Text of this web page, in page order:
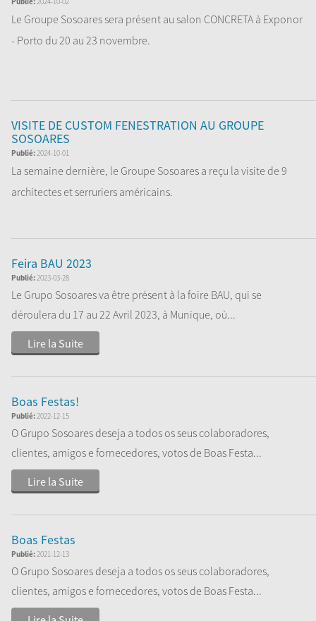
Le Groupe Sosoares sera présent au salon CONCRETA à Exponor
- Porto du 20 au 23 novembre.
VISITE DE CUSTOM FENESTRATION AU GROUPE
SOSOARES
Publié:2024-10-01
La semaine dernière, le Groupe Sosoares a reçu la visite de 9
architectes et serruriers américains.
Feira BAU 2023
Publié:2023-03-28
Le Grupo Sosoares va être présent à la foire BAU, qui se
déroulera du 17 au 22 Avril 2023, à Munique, où...
Lire la Suite
Boas Festas!
Publié:2022-12-15
O Grupo Sosoares deseja a todos os seus colaboradores,
clientes, amigos e fornecedores, votos de Boas Festa...
Lire la Suite
Boas Festas
Publié:2021-12-13
O Grupo Sosoares deseja a todos os seus colaboradores,
clientes, amigos e fornecedores, votos de Boas Festa...